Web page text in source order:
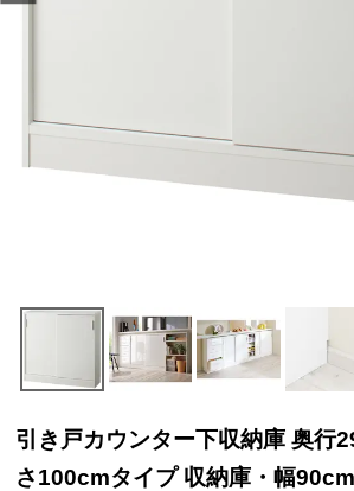
引き戸カウンター下収納庫 奥行
さ100cmタイプ 収納庫・幅90cm